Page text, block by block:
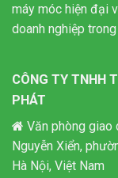
máy móc hiện đại
doanh nghiệp
CÔNG TY TNHH
PHÁT
Văn phòng
Nguyễn Xiển,
Hà Nội, Việt Nam